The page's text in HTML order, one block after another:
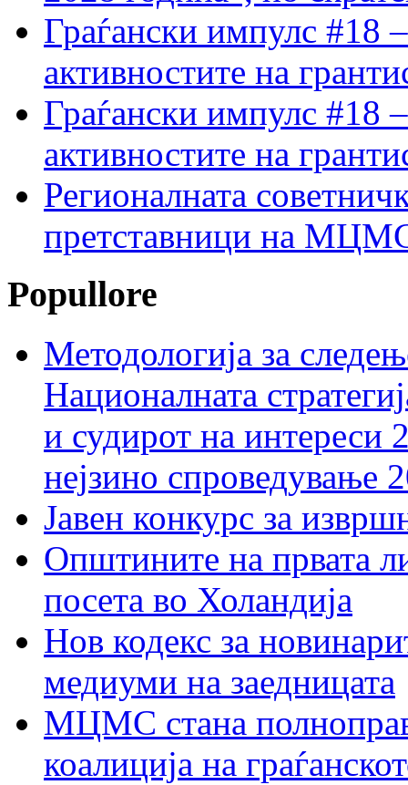
Граѓански импулс #18
активностите на
Граѓански импулс #18
активностите на
Регионалната
претставници на МЦМС
Popullore
Методологија за
Националната
и судирот на интереси
нејзино спроведување
Јавен конкурс за
Општините на првата
посета во Холандија
Нов кодекс за
медиуми на заедницата
МЦМС стана
коалиција на